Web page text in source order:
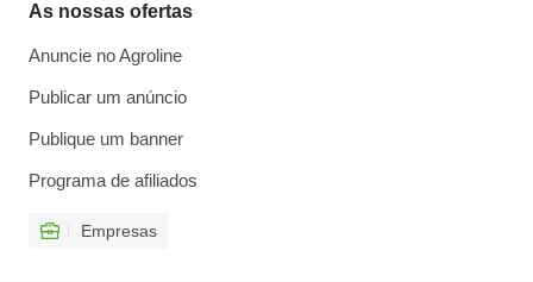
As nossas ofertas
Anuncie no Agroline
Publicar um anúncio
Publique um banner
Programa de afiliados
Empresas